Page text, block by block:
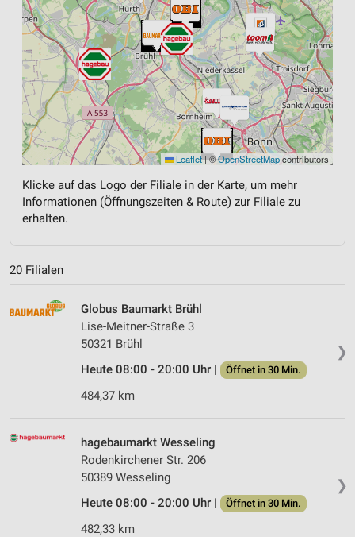
Leaflet|©OpenStreetMapcontributors
Klicke auf das Logo der Filiale in der Karte, um mehr
Informationen (Öffnungszeiten & Route) zur Filiale zu
erhalten.
20 Filialen
❯
Globus Baumarkt Brühl
Lise-Meitner-Straße 3
50321 Brühl
Heute 08:00 - 20:00 Uhr |
Öffnet in 30 Min.
484,37 km
❯
hagebaumarkt Wesseling
Rodenkirchener Str. 206
50389 Wesseling
Heute 08:00 - 20:00 Uhr |
Öffnet in 30 Min.
482,33 km